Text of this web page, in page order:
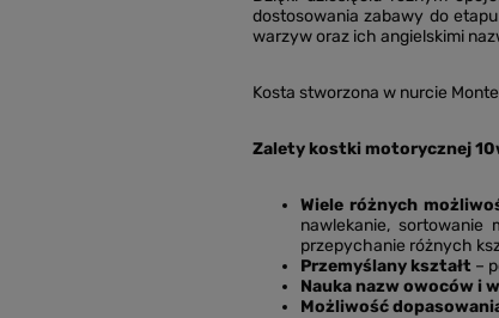
dostosowania zabawy do
warzyw oraz ich angielskimi
Kosta stworzona w nurcie
Zalety kostki motorycznej
Wiele różnych
nawlekanie, sortowanie
przepychanie różnych
Przemyślany kształt –
Nauka nazw owoców i
Możliwość